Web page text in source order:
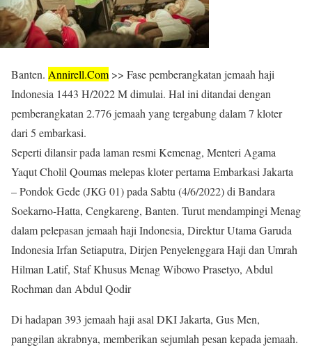
Banten. Annirell.Com >> Fase pemberangkatan jemaah haji
Indonesia 1443 H/2022 M dimulai. Hal ini ditandai dengan
pemberangkatan 2.776 jemaah yang tergabung dalam 7 kloter
dari 5 embarkasi.
Seperti dilansir pada laman resmi Kemenag, Menteri Agama
Yaqut Cholil Qoumas melepas kloter pertama Embarkasi Jakarta
– Pondok Gede (JKG 01) pada Sabtu (4/6/2022) di Bandara
Soekarno-Hatta, Cengkareng, Banten. Turut mendampingi Menag
dalam pelepasan jemaah haji Indonesia, Direktur Utama Garuda
Indonesia Irfan Setiaputra, Dirjen Penyelenggara Haji dan Umrah
Hilman Latif, Staf Khusus Menag Wibowo Prasetyo, Abdul
Rochman dan Abdul Qodir
Di hadapan 393 jemaah haji asal DKI Jakarta, Gus Men,
panggilan akrabnya, memberikan sejumlah pesan kepada jemaah.